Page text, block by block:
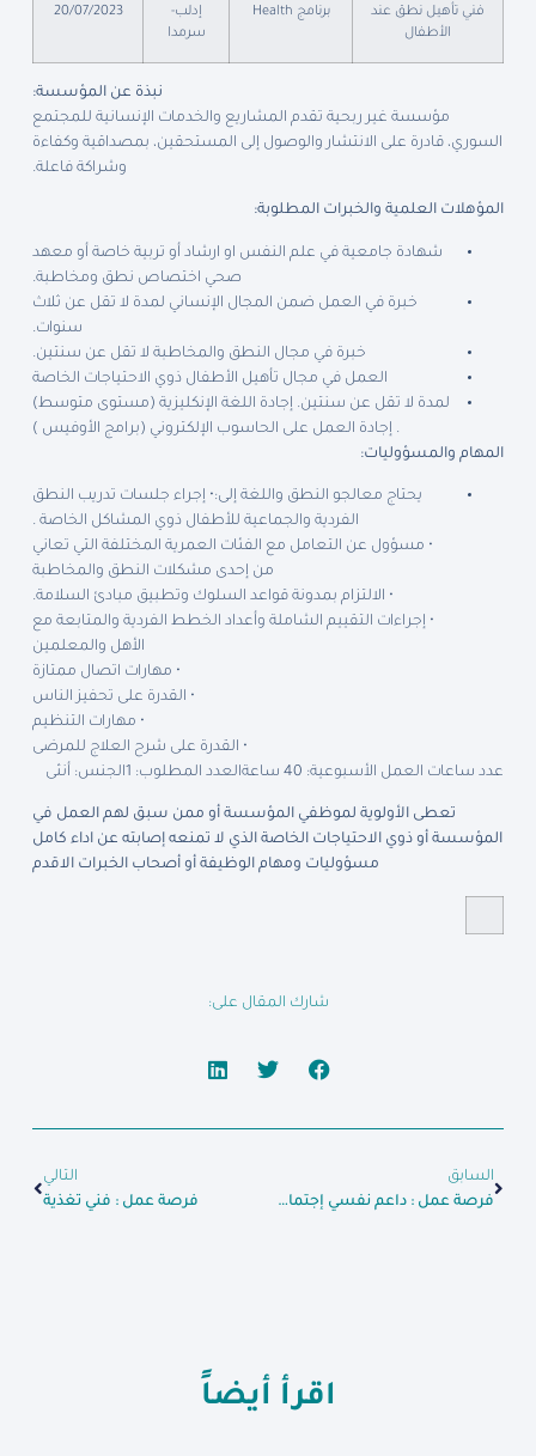
فني تأهيل نطق عند
الأطفال
برنامج Health
إدلب-
سرمدا
20/07/2023
نبذة عن المؤسسة:
مؤسسة غير ربحية تقدم المشاريع والخدمات الإنسانية للمجتمع
السوري، قادرة على الانتشار والوصول إلى المستحقين، بمصداقية وكفاءة
وشراكة فاعلة.
المؤهلات العلمية والخبرات المطلوبة:
شهادة جامعية في علم النفس او ارشاد أو تربية خاصة أو معهد
صحي اختصاص نطق ومخاطبة.
خبرة في العمل ضمن المجال الإنساني لمدة لا تقل عن ثلاث
سنوات.
خبرة في مجال النطق والمخاطبة لا تقل عن سنتين.
العمل في مجال تأهيل الأطفال ذوي الاحتياجات الخاصة
لمدة لا تقل عن سنتين. إجادة اللغة الإنكليزية (مستوى متوسط)
. إجادة العمل على الحاسوب الإلكتروني (برامج الأوفيس )
المهام والمسؤوليات:
يحتاج معالجو النطق واللغة إلى:• إجراء جلسات تدريب النطق
الفردية والجماعية للأطفال ذوي المشاكل الخاصة .
• مسؤول عن التعامل مع الفئات العمرية المختلفة التي تعاني
من إحدى مشكلات النطق والمخاطبة
• الالتزام بمدونة قواعد السلوك وتطبيق مبادئ السلامة.
• إجراءات التقييم الشاملة وأعداد الخطط الفردية والمتابعة مع
الأهل والمعلمين
• مهارات اتصال ممتازة
• القدرة على تحفيز الناس
• مهارات التنظيم
• القدرة على شرح العلاج للمرضى
عدد ساعات العمل الأسبوعية: 40 ساعة
العدد المطلوب: 1 الجنس: أنثى
تعطى الأولوية لموظفي المؤسسة أو ممن سبق لهم العمل في
المؤسسة أو ذوي الاحتياجات الخاصة الذي لا تمنعه إصابته عن اداء كامل
مسؤوليات ومهام الوظيفة أو أصحاب الخبرات الاقدم
شارك المقال على:
السابق
فرصة عمل : داعم نفسي إجتماعي
التالي
فرصة عمل : فني تغذية
اقرأ أيضاً